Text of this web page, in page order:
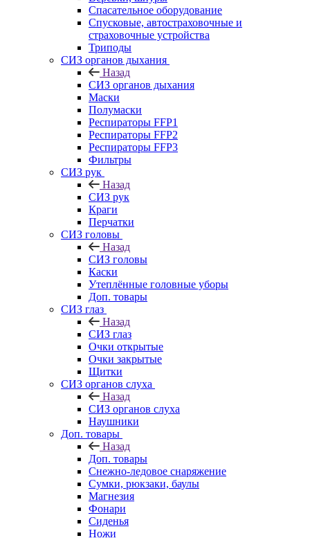
Спасательное оборудование
Спусковые, автостраховочные и
страховочные устройства
Триподы
СИЗ органов дыхания
Назад
СИЗ органов дыхания
Маски
Полумаски
Респираторы FFP1
Респираторы FFP2
Респираторы FFP3
Фильтры
СИЗ рук
Назад
СИЗ рук
Краги
Перчатки
СИЗ головы
Назад
СИЗ головы
Каски
Утеплённые головные уборы
Доп. товары
СИЗ глаз
Назад
СИЗ глаз
Очки открытые
Очки закрытые
Щитки
СИЗ органов слуха
Назад
СИЗ органов слуха
Наушники
Доп. товары
Назад
Доп. товары
Снежно-ледовое снаряжение
Сумки, рюкзаки, баулы
Магнезия
Фонари
Сиденья
Ножи